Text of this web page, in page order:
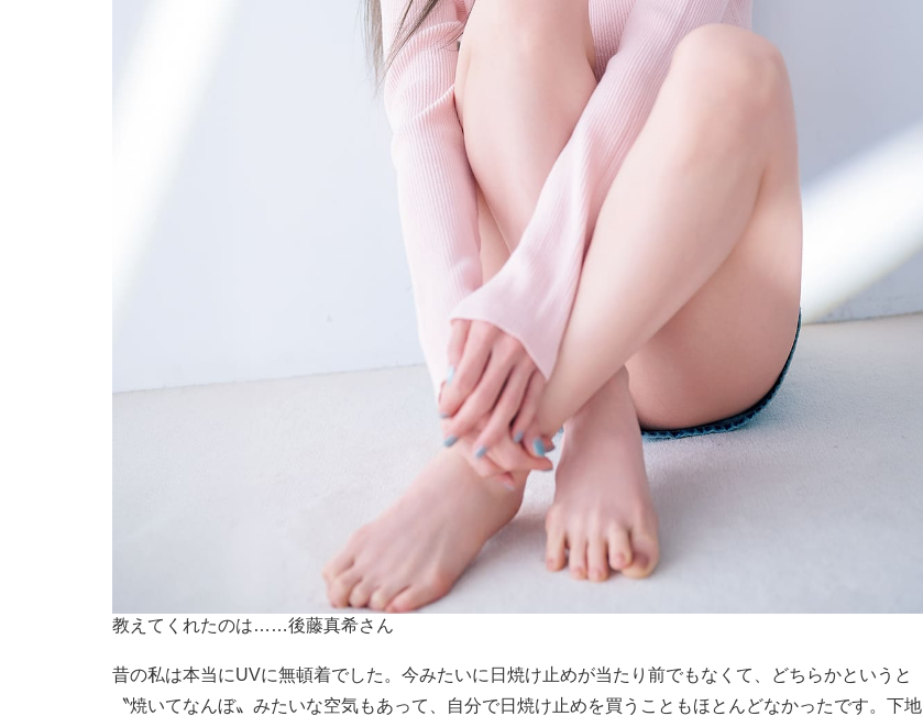
教えてくれたのは……後藤真希さん
昔の私は本当にUVに無頓着でした。今みたいに日焼け止めが当たり前でもなくて、どちらかというと
〝焼いてなんぼ〟みたいな空気もあって、自分で日焼け止めを買うこともほとんどなかったです。下地